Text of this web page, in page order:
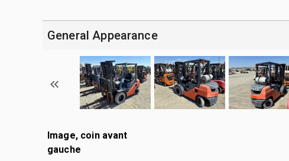
General Appearance
Image, coin avant
gauche